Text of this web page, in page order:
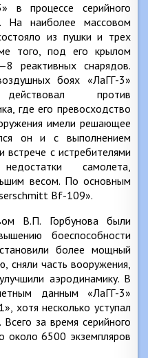
в процессе серийного
На наиболее массовом
из пушки и трех
того, под его крылом
реактивных снарядов.
боях «ЛаГГ-3»
против
где его превосходство
имели решающее
он и с выполнением
с истребителями
самолета,
весом. По основным
Bf-109».
В.П. Горбунова были
боеспособности
более мощный
сняли часть вооружения,
аэродинамику. В
данным «ЛаГГ-3»
хотя несколько уступал
за время серийного
около 6500 экземпляров